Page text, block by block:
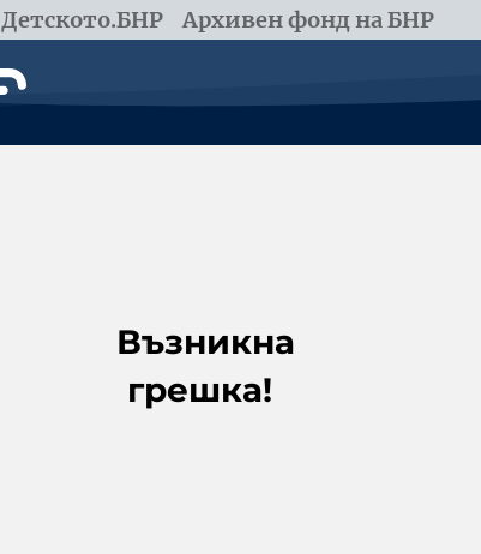
Детското.БНР Архивен фонд на БНР
Възникна
грешка!